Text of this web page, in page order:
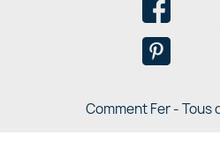
Comment Fer -